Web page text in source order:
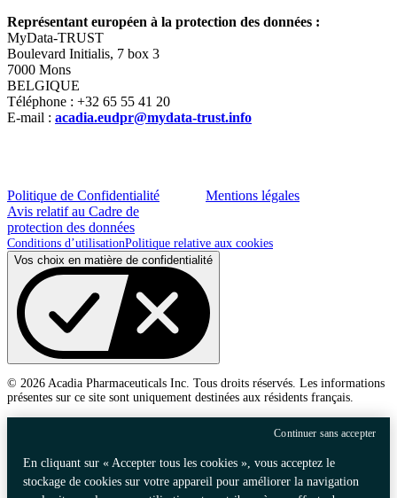
Représentant européen à la protection des données :
MyData-TRUST
Boulevard Initialis, 7 box 3
7000 Mons
BELGIQUE
Téléphone : +32 65 55 41 20
E-mail : acadia.eudpr@mydata-trust.info
Politique de Confidentialité
Avis relatif au Cadre de
protection des données
Mentions légales
Conditions d’utilisationPolitique relative aux cookies
Vos choix en matière de confidentialité
© 2026 Acadia Pharmaceuticals Inc. Tous droits réservés. Les informations
présentes sur ce site sont uniquement destinées aux résidents français.
En cliquant sur « Accepter tous les cookies », vous acceptez le
stockage de cookies sur votre appareil pour améliorer la navigation
Continuer sans accepter